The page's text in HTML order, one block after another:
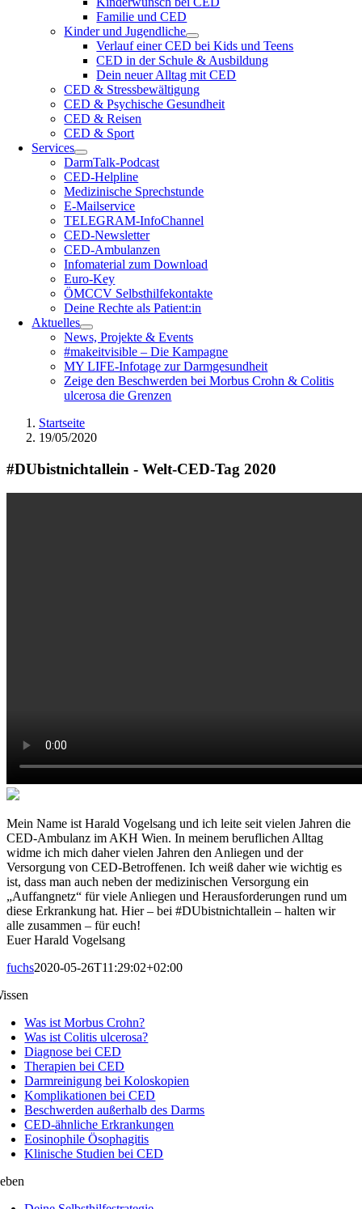
Familie und CED
Kinder und Jugendliche
Verlauf einer CED bei Kids und Teens
CED in der Schule & Ausbildung
Dein neuer Alltag mit CED
CED & Stressbewältigung
CED & Psychische Gesundheit
CED & Reisen
CED & Sport
Services
DarmTalk-Podcast
CED-Helpline
Medizinische Sprechstunde
E-Mailservice
TELEGRAM-InfoChannel
CED-Newsletter
CED-Ambulanzen
Infomaterial zum Download
Euro-Key
ÖMCCV Selbsthilfekontakte
Deine Rechte als Patient:in
Aktuelles
News, Projekte & Events
#makeitvisible – Die Kampagne
MY LIFE-Infotage zur Darmgesundheit
Zeige den Beschwerden bei Morbus Crohn & Colitis
ulcerosa die Grenzen
Startseite
19/05/2020
#DUbistnichtallein - Welt-CED-Tag 2020
Mein Name ist Harald Vogelsang und ich leite seit vielen Jahren die
CED-Ambulanz im AKH Wien. In meinem beruflichen Alltag
widme ich mich daher vielen Jahren den Anliegen und der
Versorgung von CED-Betroffenen. Ich weiß daher wie wichtig es
ist, dass man auch neben der medizinischen Versorgung ein
„Auffangnetz“ für viele Anliegen und Herausforderungen rund um
diese Erkrankung hat. Hier – bei #DUbistnichtallein – halten wir
alle zusammen – für euch!
Euer Harald Vogelsang
fuchs2020-05-26T11:29:02+02:00
Was ist Morbus Crohn?
Was ist Colitis ulcerosa?
Diagnose bei CED
Therapien bei CED
Darmreinigung bei Koloskopien
Komplikationen bei CED
Beschwerden außerhalb des Darms
CED-ähnliche Erkrankungen
Eosinophile Ösophagitis
Klinische Studien bei CED